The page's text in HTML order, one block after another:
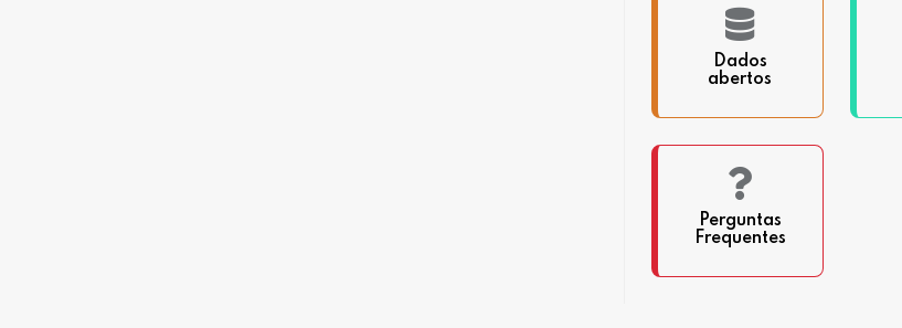
Dados
abertos
Perguntas
Frequentes